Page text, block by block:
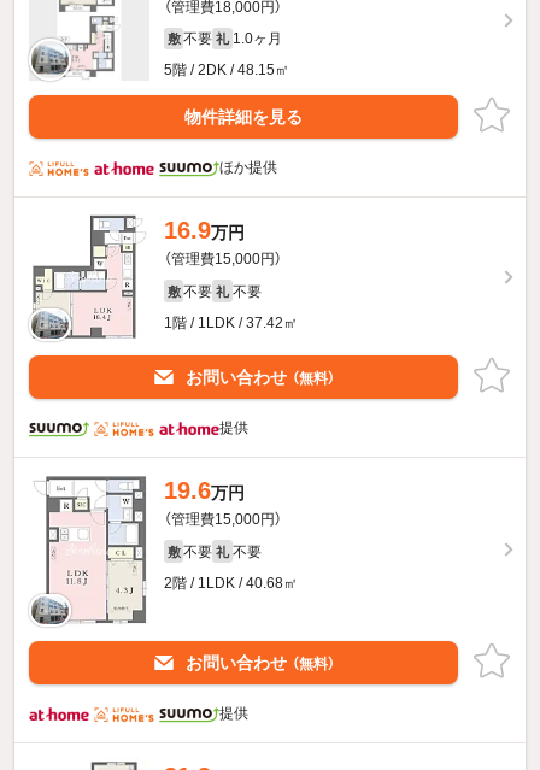
（管理費18,000円）
敷 不要 礼 1.0ヶ月
5階 / 2DK / 48.15㎡
物件詳細を見る
ほか提供
16.9万円
（管理費15,000円）
敷 不要 礼 不要
1階 / 1LDK / 37.42㎡
お問い合わせ （無料）
提供
19.6万円
（管理費15,000円）
敷 不要 礼 不要
2階 / 1LDK / 40.68㎡
お問い合わせ （無料）
提供